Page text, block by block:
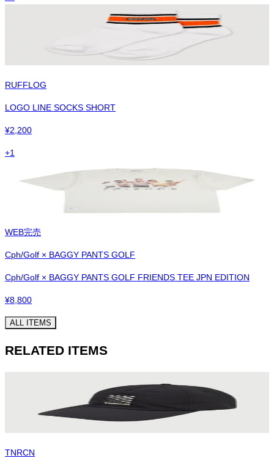
RUFFLOG
LOGO LINE SOCKS SHORT
¥2,200
+1
WEB完売
Cph/Golf × BAGGY PANTS GOLF
Cph/Golf × BAGGY PANTS GOLF FRIENDS TEE JPN EDITION
¥8,800
ALL ITEMS
RELATED ITEMS
TNRCN